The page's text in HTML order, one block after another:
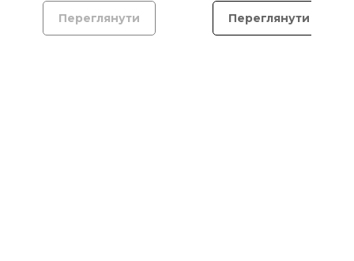
Переглянути Переглянути